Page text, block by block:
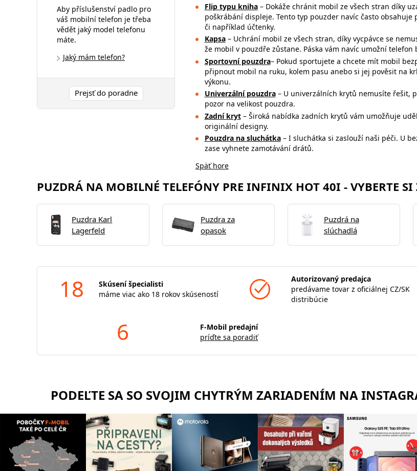
Aby příslušenství padlo pro
váš mobilní telefon je třeba
vědět jaký model telefonu
máte.
Jaký mám telefon?
Prejsť do poradne
Flip typu kniha– Dokáže chránit mobil ze všech stran díky
poškrábání displeje. Tento typ pouzder navíc často
či například účtenky.
Kapsa– Uchrání mobil ze všech stran, díky vycpávce se
že mobil v pouzdře zůstane. Páska vám navíc umožní
Sportovní pouzdra– Pokud sportujete a chcete mít mobil
připnout mobil na ruku, kolem pasu anebo si jej pověsit na
výkonu.
Univerzální pouzdra – U univerzálních krytů nemusíte řešit,
pozor na velikost pouzdra.
Zadní kryt– Široká nabídka zadních krytů vám umožňuje
originální designy.
Pouzdra na sluchátka– I sluchátka si zaslouží naši péči. U
zase vyhnete zamotávání drátů.
Späť hore
PUZDRÁ NA MOBILNÉ TELEFÓNY PRE INFINIX HOT 40I - VYBERTE SI
Puzdra Karl
Lagerfeld
Puzdra za
opasok
Puzdrá na
slúchadlá
18
Skúsení špecialisti
máme viac ako 18 rokov skúseností
Autorizovaný predajca
predávame tovar z oficiálnej CZ/SK
distribúcie
6
F-Mobil predajní
príďte sa poradiť
PODEĽTE SA SO SVOJIM CHYTRÝM ZARIADENÍM NA